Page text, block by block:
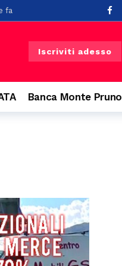
fa
balcone
Iscriviti adesso
Banca Monte Pruno